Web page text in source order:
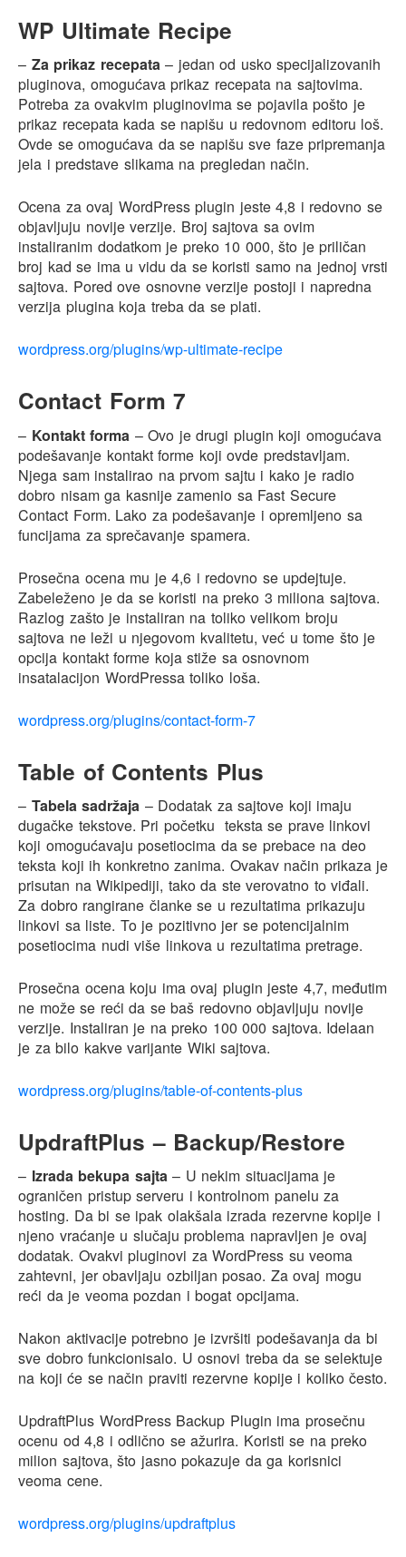
WP Ultimate Recipe
– Za prikaz recepata– jedan od usko specijalizovanih
pluginova, omogućava prikaz recepata na sajtovima.
Potreba za ovakvim pluginovima se pojavila pošto je
prikaz recepata kada se napišu u redovnom editoru loš.
Ovde se omogućava da se napišu sve faze pripremanja
jela i predstave slikama na pregledan način.
Ocena za ovaj WordPress plugin jeste 4,8 i redovno se
objavljuju novije verzije. Broj sajtova sa ovim
instaliranim dodatkom je preko 10 000, što je priličan
broj kad se ima u vidu da se koristi samo na jednoj vrsti
sajtova. Pored ove osnovne verzije postoji i napredna
verzija plugina koja treba da se plati.
wordpress.org/plugins/wp-ultimate-recipe
Contact Form 7
– Kontakt forma – Ovo je drugi plugin koji omogućava
podešavanje kontakt forme koji ovde predstavljam.
Njega sam instalirao na prvom sajtu i kako je radio
dobro nisam ga kasnije zamenio sa Fast Secure
Contact Form. Lako za podešavanje i opremljeno sa
funcijama za sprečavanje spamera.
Prosečna ocena mu je 4,6 i redovno se updejtuje.
Zabeleženo je da se koristi na preko 3 miliona sajtova.
Razlog zašto je instaliran na toliko velikom broju
sajtova ne leži u njegovom kvalitetu, već u tome što je
opcija kontakt forme koja stiže sa osnovnom
insatalacijon WordPressa toliko loša.
wordpress.org/plugins/contact-form-7
Table of Contents Plus
– Tabela sadržaja – Dodatak za sajtove koji imaju
dugačke tekstove. Pri početku teksta se prave linkovi
koji omogućavaju posetiocima da se prebace na deo
teksta koji ih konkretno zanima. Ovakav način prikaza je
prisutan na Wikipediji, tako da ste verovatno to viđali.
Za dobro rangirane članke se u rezultatima prikazuju
linkovi sa liste. To je pozitivno jer se potencijalnim
posetiocima nudi više linkova u rezultatima pretrage.
Prosečna ocena koju ima ovaj plugin jeste 4,7, međutim
ne može se reći da se baš redovno objavljuju novije
verzije. Instaliran je na preko 100 000 sajtova. Idelaan
je za bilo kakve varijante Wiki sajtova.
wordpress.org/plugins/table-of-contents-plus
UpdraftPlus – Backup/Restore
– Izrada bekupa sajta– U nekim situacijama je
ograničen pristup serveru i kontrolnom panelu za
hosting. Da bi se ipak olakšala izrada rezervne kopije i
njeno vraćanje u slučaju problema napravljen je ovaj
dodatak. Ovakvi pluginovi za WordPress su veoma
zahtevni, jer obavljaju ozbiljan posao. Za ovaj mogu
reći da je veoma pozdan i bogat opcijama.
Nakon aktivacije potrebno je izvršiti podešavanja da bi
sve dobro funkcionisalo. U osnovi treba da se selektuje
na koji će se način praviti rezervne kopije i koliko često.
UpdraftPlus WordPress Backup Plugin ima prosečnu
ocenu od 4,8 i odlično se ažurira. Koristi se na preko
milion sajtova, što jasno pokazuje da ga korisnici
veoma cene.
wordpress.org/plugins/updraftplus